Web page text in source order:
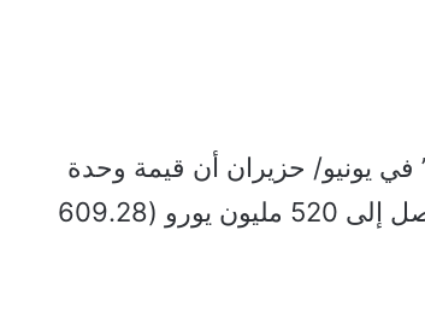
في يونيو/ حزيران أن قيمة وحدة
“تليفونيكا” في المكسيك يمكن أن تصل إلى 520 مليون يورو (609.28